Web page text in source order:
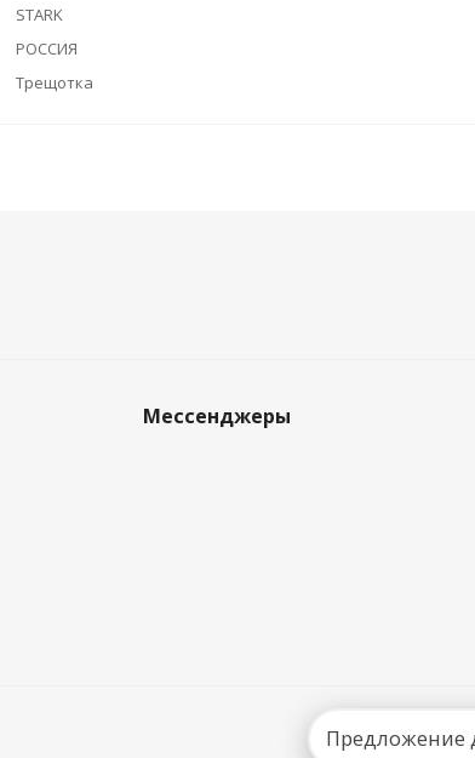
STARK
РОССИЯ
Трещотка
Мессенджеры
Предложение